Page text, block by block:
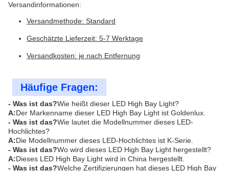
Versandinformationen:
Versandmethode: Standard
Geschätzte Lieferzeit: 5-7 Werktage
Versandkosten: je nach Entfernung
Häufige Fragen:
- Was ist das?Wie heißt dieser LED High Bay Light?
A:Der Markenname dieser LED High Bay Light ist Goldenlux.
- Was ist das?Wie lautet die Modellnummer dieses LED-
Hochlichtes?
A:Die Modellnummer dieses LED-Hochlichtes ist K-Serie.
- Was ist das?Wo wird dieses LED High Bay Light hergestellt?
A:Dieses LED High Bay Light wird in China hergestellt.
- Was ist das?Welche Zertifizierungen hat dieses LED High Bay